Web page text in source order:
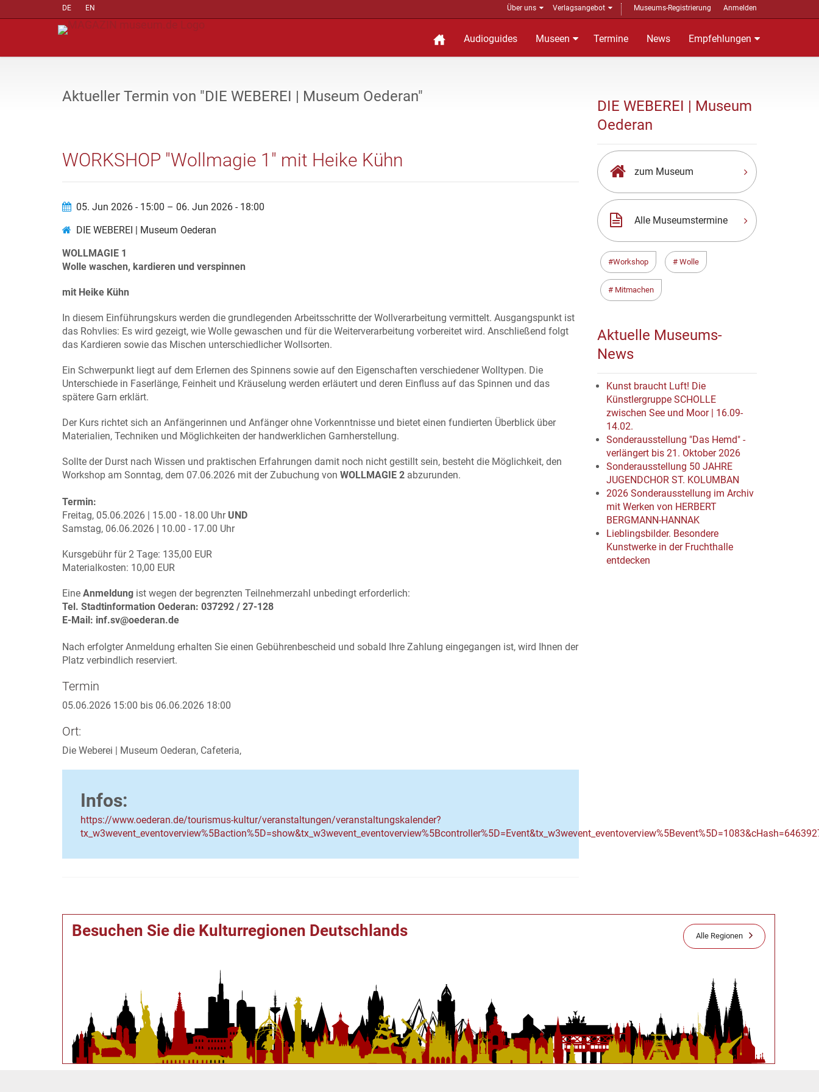
DE EN Über uns Verlagsangebot Museums-Registrierung Anmelden
Audioguides Museen Termine News Empfehlungen
Aktueller Termin von "DIE WEBEREI | Museum Oederan"
WORKSHOP "Wollmagie 1" mit Heike Kühn
05. Jun 2026 - 15:00 – 06. Jun 2026 - 18:00
DIE WEBEREI | Museum Oederan
WOLLMAGIE 1
Wolle waschen, kardieren und verspinnen
mit Heike Kühn
In diesem Einführungskurs werden die grundlegenden Arbeitsschritte der Wollverarbeitung vermittelt. Ausgangspunkt ist
das Rohvlies: Es wird gezeigt, wie Wolle gewaschen und für die Weiterverarbeitung vorbereitet wird. Anschließend folgt
das Kardieren sowie das Mischen unterschiedlicher Wollsorten.
Ein Schwerpunkt liegt auf dem Erlernen des Spinnens sowie auf den Eigenschaften verschiedener Wolltypen. Die
Unterschiede in Faserlänge, Feinheit und Kräuselung werden erläutert und deren Einfluss auf das Spinnen und das
spätere Garn erklärt.
Der Kurs richtet sich an Anfängerinnen und Anfänger ohne Vorkenntnisse und bietet einen fundierten Überblick über
Materialien, Techniken und Möglichkeiten der handwerklichen Garnherstellung.
Sollte der Durst nach Wissen und praktischen Erfahrungen damit noch nicht gestillt sein, besteht die Möglichkeit, den
Workshop am Sonntag, dem 07.06.2026 mit der Zubuchung von WOLLMAGIE 2 abzurunden.
Termin:
Freitag, 05.06.2026 | 15.00 - 18.00 Uhr UND
Samstag, 06.06.2026 | 10.00 - 17.00 Uhr
Kursgebühr für 2 Tage: 135,00 EUR
Materialkosten: 10,00 EUR
Eine Anmeldung ist wegen der begrenzten Teilnehmerzahl unbedingt erforderlich:
Tel. Stadtinformation Oederan: 037292 / 27-128
E-Mail: inf.sv@oederan.de
Nach erfolgter Anmeldung erhalten Sie einen Gebührenbescheid und sobald Ihre Zahlung eingegangen ist, wird Ihnen der
Platz verbindlich reserviert.
Termin
05.06.2026 15:00 bis 06.06.2026 18:00
Ort:
Die Weberei | Museum Oederan, Cafeteria,
Infos:
https://www.oederan.de/tourismus-kultur/veranstaltungen/veranstaltungskalender?
Besuchen Sie die Kulturregionen Deutschlands Alle Regionen
DIE WEBEREI | Museum
Oederan
zum Museum
Alle Museumstermine
Workshop Wolle
Mitmachen
Aktuelle Museums-
News
Kunst braucht Luft! Die
Künstlergruppe SCHOLLE
zwischen See und Moor | 16.09-
14.02.
Sonderausstellung "Das Hemd" -
verlängert bis 21. Oktober 2026
Sonderausstellung 50 JAHRE
JUGENDCHOR ST. KOLUMBAN
2026 Sonderausstellung im Archiv
mit Werken von HERBERT
BERGMANN-HANNAK
Lieblingsbilder. Besondere
Kunstwerke in der Fruchthalle
entdecken